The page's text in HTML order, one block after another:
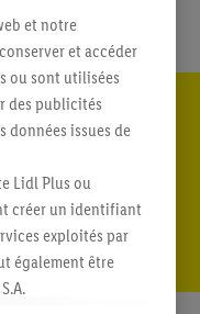
et notre
et accéder
ou sont utilisées
des publicités
données issues de
Lidl Plus ou
créer un identifiant
exploités par
également être